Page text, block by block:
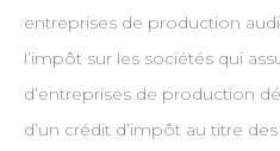
entreprises de production
l’impôt sur les sociétés qui
d’entreprises de production
d’un crédit d’impôt au titre